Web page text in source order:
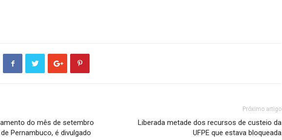
do mês de setembro
Pernambuco, é divulgado
Próximo artigo
Liberada metade dos recursos de custeio da
UFPE que estava bloqueada